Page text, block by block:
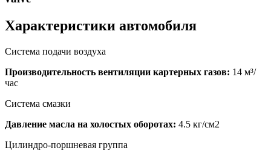
Характеристики автомобиля
Система подачи воздуха
Производительность вентиляции картерных газов: 14 м³/
час
Система смазки
Давление масла на холостых оборотах: 4.5 кг/см2
Цилиндро-поршневая группа